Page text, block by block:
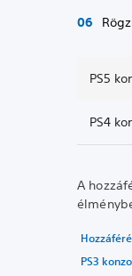
PS5
PS4
A
PS3